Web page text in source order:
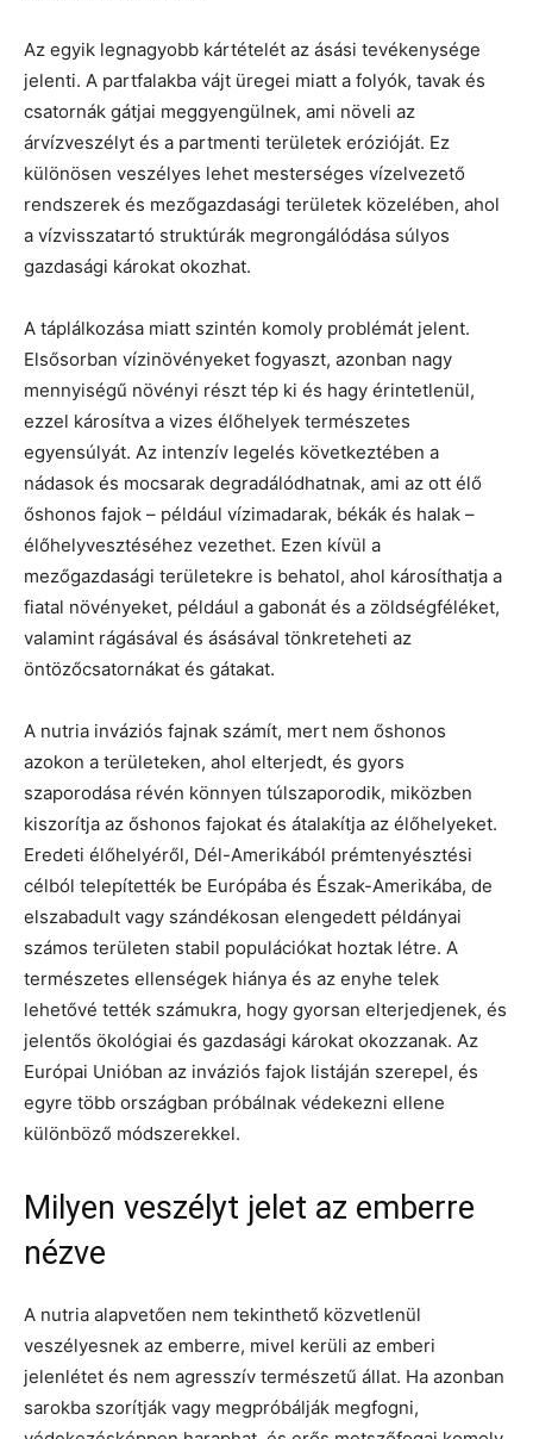
Az egyik legnagyobb kártételét az ásási tevékenysége
jelenti. A partfalakba vájt üregei miatt a folyók, tavak és
csatornák gátjai meggyengülnek, ami növeli az
árvízveszélyt és a partmenti területek erózióját. Ez
különösen veszélyes lehet mesterséges vízelvezető
rendszerek és mezőgazdasági területek közelében, ahol
a vízvisszatartó struktúrák megrongálódása súlyos
gazdasági károkat okozhat.
A táplálkozása miatt szintén komoly problémát jelent.
Elsősorban vízinövényeket fogyaszt, azonban nagy
mennyiségű növényi részt tép ki és hagy érintetlenül,
ezzel károsítva a vizes élőhelyek természetes
egyensúlyát. Az intenzív legelés következtében a
nádasok és mocsarak degradálódhatnak, ami az ott élő
őshonos fajok – például vízimadarak, békák és halak –
élőhelyvesztéséhez vezethet. Ezen kívül a
mezőgazdasági területekre is behatol, ahol károsíthatja a
fiatal növényeket, például a gabonát és a zöldségféléket,
valamint rágásával és ásásával tönkreteheti az
öntözőcsatornákat és gátakat.
A nutria inváziós fajnak számít, mert nem őshonos
azokon a területeken, ahol elterjedt, és gyors
szaporodása révén könnyen túlszaporodik, miközben
kiszorítja az őshonos fajokat és átalakítja az élőhelyeket.
Eredeti élőhelyéről, Dél-Amerikából prémtenyésztési
célból telepítették be Európába és Észak-Amerikába, de
elszabadult vagy szándékosan elengedett példányai
számos területen stabil populációkat hoztak létre. A
természetes ellenségek hiánya és az enyhe telek
lehetővé tették számukra, hogy gyorsan elterjedjenek, és
jelentős ökológiai és gazdasági károkat okozzanak. Az
Európai Unióban az inváziós fajok listáján szerepel, és
egyre több országban próbálnak védekezni ellene
különböző módszerekkel.
Milyen veszélyt jelet az emberre
nézve
A nutria alapvetően nem tekinthető közvetlenül
veszélyesnek az emberre, mivel kerüli az emberi
jelenlétet és nem agresszív természetű állat. Ha azonban
sarokba szorítják vagy megpróbálják megfogni,